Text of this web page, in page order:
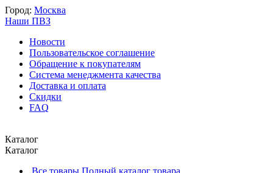
Город: Москва
Наши ПВЗ
Новости
Пользовательское соглашение
Обращение к покупателям
Система менеджмента качества
Доставка и оплата
Скидки
FAQ
Каталог
Каталог
Все товары Полный каталог товара